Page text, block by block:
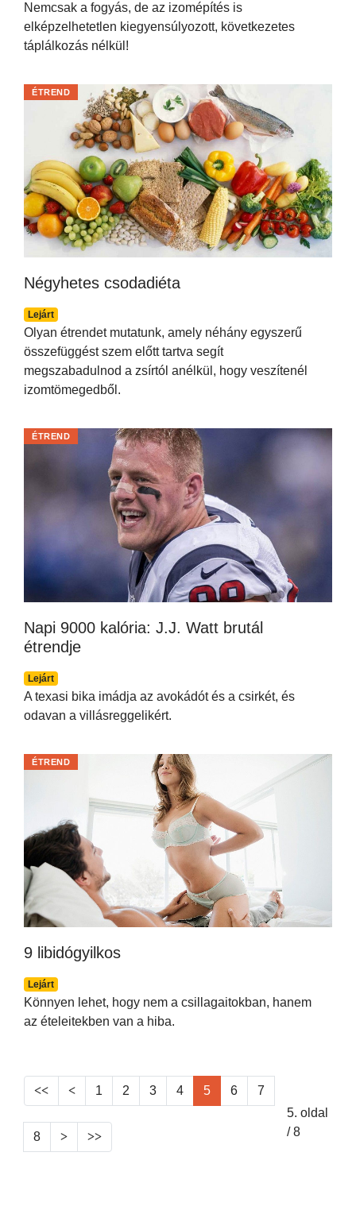
Nemcsak a fogyás, de az izomépítés is
elképzelhetetlen kiegyensúlyozott, következetes
táplálkozás nélkül!
Négyhetes csodadiéta
Lejárt
ÉTREND
Olyan étrendet mutatunk, amely néhány egyszerű
összefüggést szem előtt tartva segít
megszabadulnod a zsírtól anélkül, hogy veszítenél
izomtömegedből.
Napi 9000 kalória: J.J. Watt brutál
étrendje
Lejárt
ÉTREND
A texasi bika imádja az avokádót és a csirkét, és
odavan a villásreggelikért.
9 libidógyilkos
Lejárt
ÉTREND
Könnyen lehet, hogy nem a csillagaitokban, hanem
az ételeitekben van a hiba.
1 2 3 4 5 6 7
8
5. oldal
/ 8